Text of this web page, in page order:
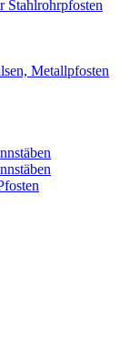
Stahlrohrpfosten
Metallpfosten